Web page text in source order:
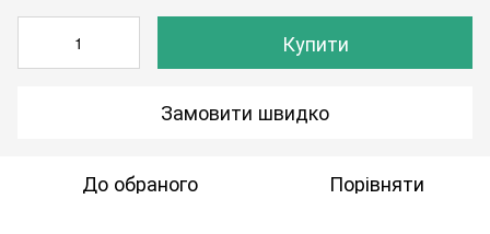
Купити
Замовити швидко
До обраного Порівняти